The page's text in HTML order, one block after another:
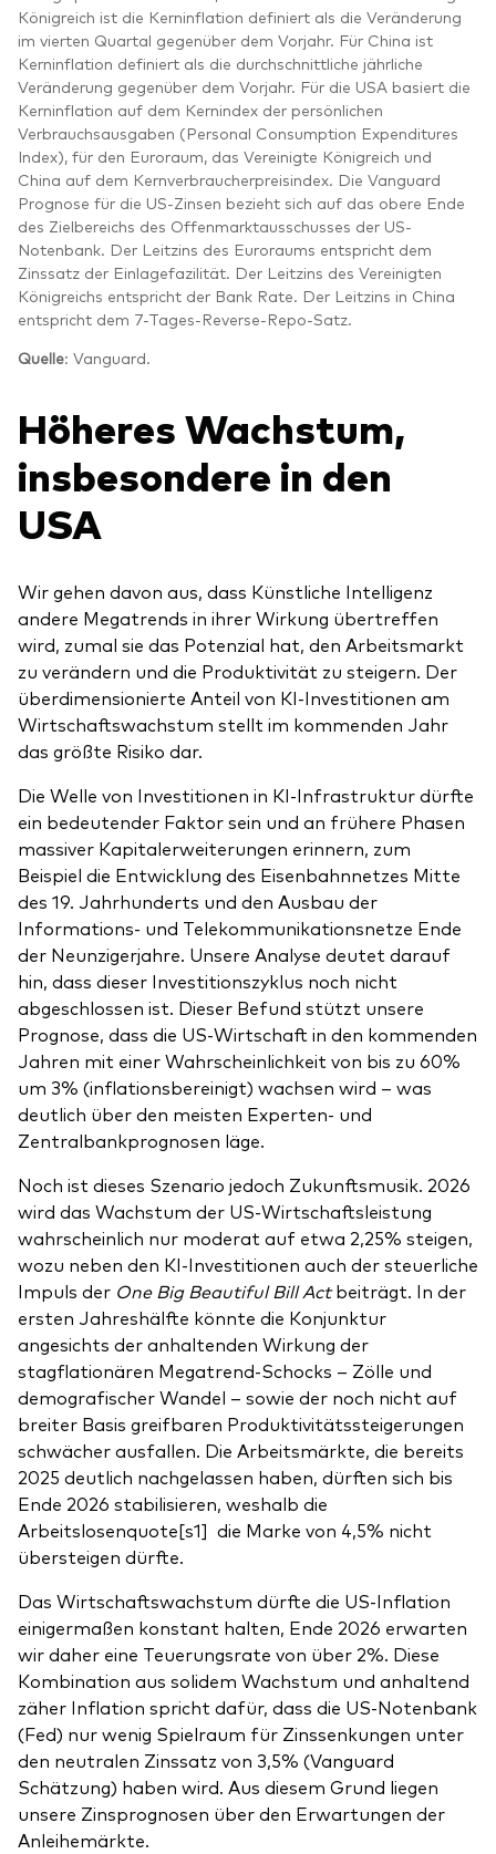
Königreich ist die Kerninflation definiert als die Veränderung
im vierten Quartal gegenüber dem Vorjahr. Für China ist
Kerninflation definiert als die durchschnittliche jährliche
Veränderung gegenüber dem Vorjahr. Für die USA basiert die
Kerninflation auf dem Kernindex der persönlichen
Verbrauchsausgaben (Personal Consumption Expenditures
Index), für den Euroraum, das Vereinigte Königreich und
China auf dem Kernverbraucherpreisindex. Die Vanguard
Prognose für die US-Zinsen bezieht sich auf das obere Ende
des Zielbereichs des Offenmarktausschusses der US-
Notenbank. Der Leitzins des Euroraums entspricht dem
Zinssatz der Einlagefazilität. Der Leitzins des Vereinigten
Königreichs entspricht der Bank Rate. Der Leitzins in China
entspricht dem 7-Tages-Reverse-Repo-Satz.
Quelle: Vanguard.
Höheres Wachstum,
insbesondere in den
USA
Wir gehen davon aus, dass Künstliche Intelligenz
andere Megatrends in ihrer Wirkung übertreffen
wird, zumal sie das Potenzial hat, den Arbeitsmarkt
zu verändern und die Produktivität zu steigern. Der
überdimensionierte Anteil von KI-Investitionen am
Wirtschaftswachstum stellt im kommenden Jahr
das größte Risiko dar.
Die Welle von Investitionen in KI-Infrastruktur dürfte
ein bedeutender Faktor sein und an frühere Phasen
massiver Kapitalerweiterungen erinnern, zum
Beispiel die Entwicklung des Eisenbahnnetzes Mitte
des 19. Jahrhunderts und den Ausbau der
Informations- und Telekommunikationsnetze Ende
der Neunzigerjahre. Unsere Analyse deutet darauf
hin, dass dieser Investitionszyklus noch nicht
abgeschlossen ist. Dieser Befund stützt unsere
Prognose, dass die US-Wirtschaft in den kommenden
Jahren mit einer Wahrscheinlichkeit von bis zu 60%
um 3% (inflationsbereinigt) wachsen wird – was
deutlich über den meisten Experten- und
Zentralbankprognosen läge.
Noch ist dieses Szenario jedoch Zukunftsmusik. 2026
wird das Wachstum der US-Wirtschaftsleistung
wahrscheinlich nur moderat auf etwa 2,25% steigen,
wozu neben den KI-Investitionen auch der steuerliche
Impuls der One Big Beautiful Bill Actbeiträgt. In der
ersten Jahreshälfte könnte die Konjunktur
angesichts der anhaltenden Wirkung der
stagflationären Megatrend-Schocks – Zölle und
demografischer Wandel – sowie der noch nicht auf
breiter Basis greifbaren Produktivitätssteigerungen
schwächer ausfallen. Die Arbeitsmärkte, die bereits
2025 deutlich nachgelassen haben, dürften sich bis
Ende 2026 stabilisieren, weshalb die
Arbeitslosenquote[s1] die Marke von 4,5% nicht
übersteigen dürfte.
Das Wirtschaftswachstum dürfte die US-Inflation
einigermaßen konstant halten, Ende 2026 erwarten
wir daher eine Teuerungsrate von über 2%. Diese
Kombination aus solidem Wachstum und anhaltend
zäher Inflation spricht dafür, dass die US-Notenbank
(Fed) nur wenig Spielraum für Zinssenkungen unter
den neutralen Zinssatz von 3,5% (Vanguard
Schätzung) haben wird. Aus diesem Grund liegen
unsere Zinsprognosen über den Erwartungen der
Anleihemärkte.